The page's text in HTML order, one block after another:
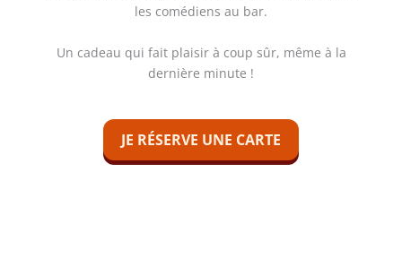
les comédiens au bar.
Un cadeau qui fait plaisir à coup sûr, même à la
dernière minute !
JE RÉSERVE UNE CARTE